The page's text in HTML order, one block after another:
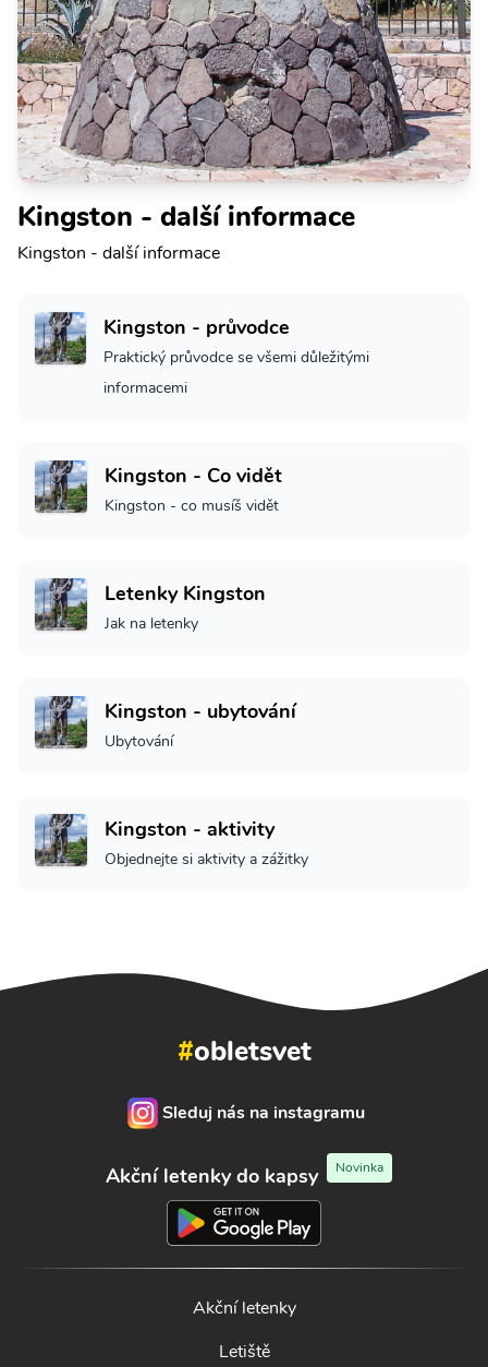
Kingston - další informace
Kingston - další informace
Kingston - průvodce
Praktický průvodce se všemi důležitými
informacemi
Kingston - Co vidět
Kingston - co musíš vidět
Letenky Kingston
Jak na letenky
Kingston - ubytování
Ubytování
Kingston - aktivity
Objednejte si aktivity a zážitky
#obletsvet
Sleduj nás na instagramu
Akční letenky do kapsy Novinka
Akční letenky
Letiště